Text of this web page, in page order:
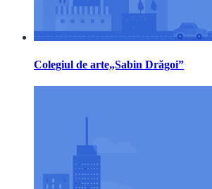
Colegiul de arte„Sabin Drăgoi”